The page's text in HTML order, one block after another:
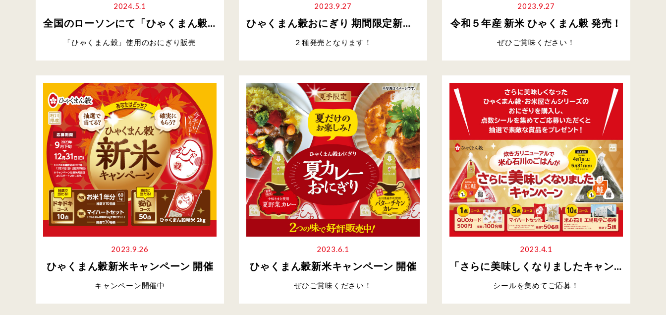
2024.5.1
全国のローソンにて「ひゃくまん穀」使用のおにぎり販売
「ひゃくまん穀」使用のおにぎり販売
2023.9.27
ひゃくまん穀おにぎり 期間限定新商品販売
２種発売となります！
2023.9.27
令和５年産 新米 ひゃくまん穀 発売！
ぜひご賞味ください！
2023.9.26
ひゃくまん穀新米キャンペーン 開催
キャンペーン開催中
2023.6.1
ひゃくまん穀新米キャンペーン 開催
ぜひご賞味ください！
2023.4.1
「さらに美味しくなりましたキャンペーン」について
シールを集めてご応募！